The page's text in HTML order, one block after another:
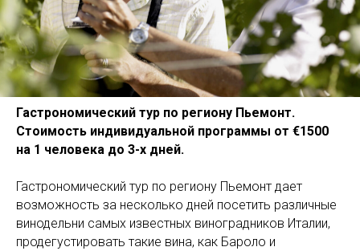
Гастрономический тур по региону Пьемонт.
Стоимость индивидуальной программы от €1500
на 1 человека до 3-х дней.
Гастрономический тур по региону Пьемонт дает
возможность за несколько дней посетить различные
винодельни самых известных виноградников Италии,
продегустировать такие вина, как Бароло и